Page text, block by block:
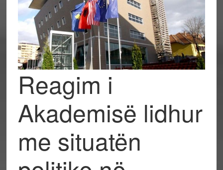
Reagim i
Akademisë lidhur
me situatën